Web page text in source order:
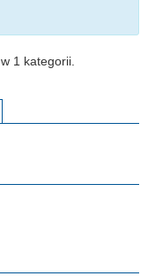
w 1 kategorii.